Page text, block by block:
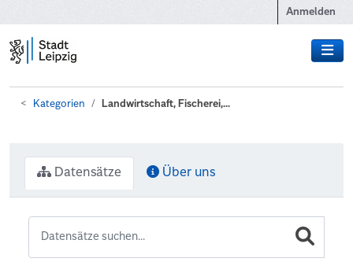
Anmelden
Kategorien Landwirtschaft, Fischerei,...
Datensätze Über uns